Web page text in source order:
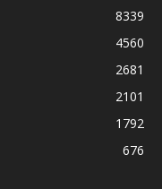
8339
4560
2681
2101
1792
676